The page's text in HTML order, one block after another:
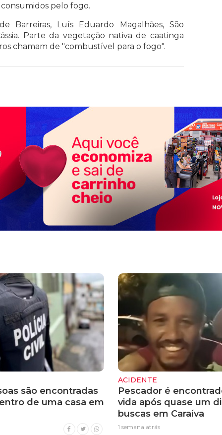
pelo fogo.
Barreiras, Luís Eduardo Magalhães, São
Parte da vegetação nativa de caatinga
chamam de "combustível para o fogo".
são encontradas
de uma casa em
ACIDENTE
Pescador é
vida após quase um
buscas em Caraíva
1 semana atrás